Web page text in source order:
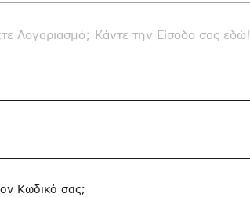
Λογαριασμό; Κάντε την Είσοδο σας εδώ!
Κωδικό σας;